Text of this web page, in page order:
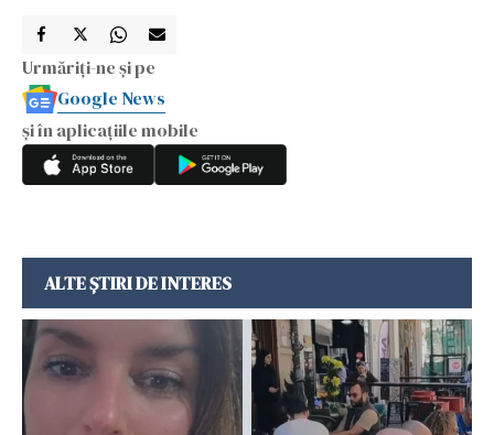
Urmăriți-ne și pe
Google News
și în aplicațiile mobile
ALTE ȘTIRI DE INTERES